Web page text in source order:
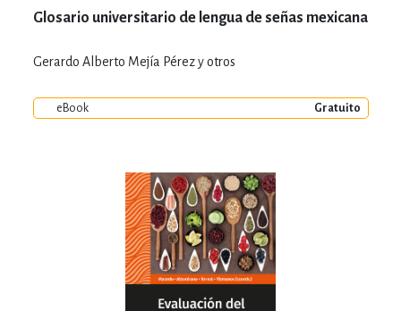
Glosario universitario de lengua de señas mexicana
Gerardo Alberto Mejía Pérez y otros
eBook Gratuito